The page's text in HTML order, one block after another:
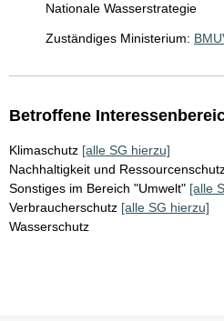
Nationale Wasserstrategie
Zuständiges Ministerium:
Betroffene
Klimaschutz [alle SG hierzu]
Nachhaltigkeit und
Sonstiges im Bereich "Umwelt" [alle
Verbraucherschutz [alle SG hierzu]
Wasserschutz